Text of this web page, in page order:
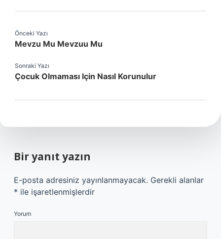
Önceki Yazı
Mevzu Mu Mevzuu Mu
Sonraki Yazı
Çocuk Olmaması Için Nasıl Korunulur
Bir yanıt yazın
E-posta adresiniz yayınlanmayacak. Gerekli alanlar
* ile işaretlenmişlerdir
Yorum